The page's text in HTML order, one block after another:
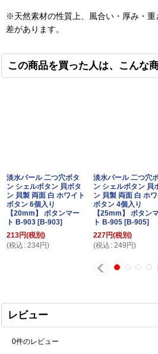
※天然素材の性質上、風合い・厚み・
差があります。
この商品を買った人は、こんな
淡水パール 二つ穴ボタ
ン シェルボタン 貝ボタ
ン 貝製 両面 白 ホワイト
ボタン 6個入り
【20mm】 ボタンマー
ト B-903 [B-903]
213円(税別)
(税込 : 234円)
淡水パール 二つ穴
ン シェルボタン 貝
ン 貝製 両面 白 ホ
ボタン 4個入り
【25mm】 ボタン
ト B-905 [B-905]
227円(税別)
(税込 : 249 円)
レビュー
0件のレビュー